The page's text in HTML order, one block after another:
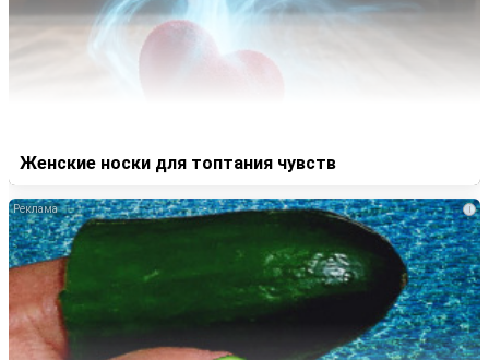
Женские носки для топтания чувств
i